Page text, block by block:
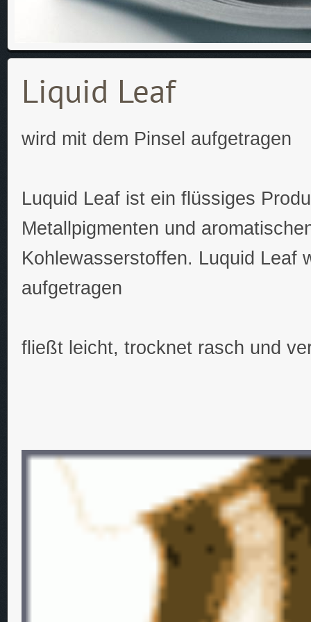
Liquid Leaf
wird mit dem Pinsel aufgetragen
Luquid Leaf ist ein flüssiges
Metallpigmenten und
Kohlewasserstoffen. Luquid Leaf
aufgetragen
fließt leicht, trocknet rasch und